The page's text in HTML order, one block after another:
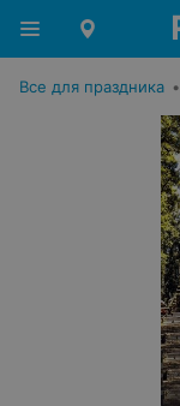
Все для праздника •